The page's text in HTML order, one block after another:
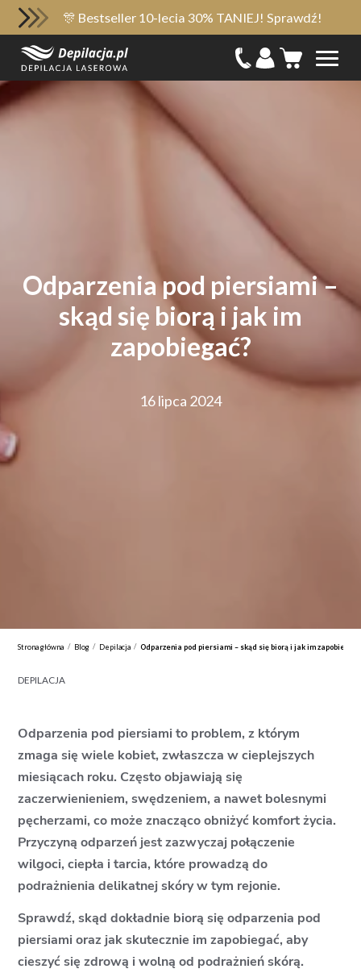
🎊 Bestseller 10-lecia 30% TANIEJ! Sprawdź!
Odparzenia pod piersiami –
skąd się biorą i jak im
zapobiegać?
16 lipca 2024
Strona główna / Blog / Depilacja / Odparzenia pod piersiami – skąd się biorą i jak im zapobiegać?
DEPILACJA
Odparzenia pod piersiami to problem, z którym
zmaga się wiele kobiet, zwłaszcza w cieplejszych
miesiącach roku. Często objawiają się
zaczerwienieniem, swędzeniem, a nawet bolesnymi
pęcherzami, co może znacząco obniżyć komfort życia.
Przyczyną odparzeń jest zazwyczaj połączenie
wilgoci, ciepła i tarcia, które prowadzą do
podrażnienia delikatnej skóry w tym rejonie.
Sprawdź, skąd dokładnie biorą się odparzenia pod
piersiami oraz jak skutecznie im zapobiegać, aby
cieszyć się zdrową i wolną od podrażnień skórą.